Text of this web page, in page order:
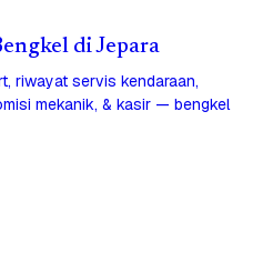
di Jepara
riwayat servis kendaraan,
mekanik, & kasir — bengkel